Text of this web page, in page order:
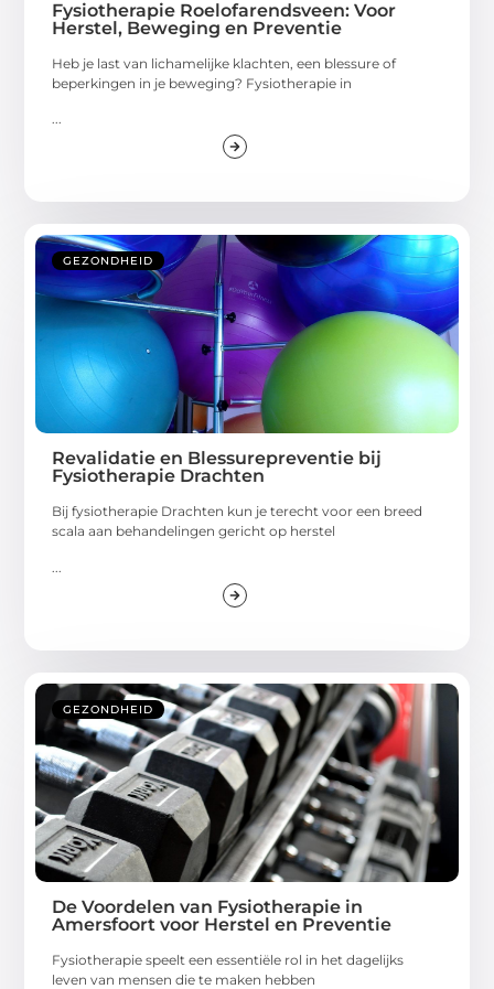
Fysiotherapie Roelofarendsveen: Voor
Herstel, Beweging en Preventie
Heb je last van lichamelijke klachten, een blessure of
beperkingen in je beweging? Fysiotherapie in
...
GEZONDHEID
Revalidatie en Blessurepreventie bij
Fysiotherapie Drachten
Bij fysiotherapie Drachten kun je terecht voor een breed
scala aan behandelingen gericht op herstel
GEZONDHEID
De Voordelen van Fysiotherapie in
Amersfoort voor Herstel en Preventie
Fysiotherapie speelt een essentiële rol in het dagelijks
leven van mensen die te maken hebben